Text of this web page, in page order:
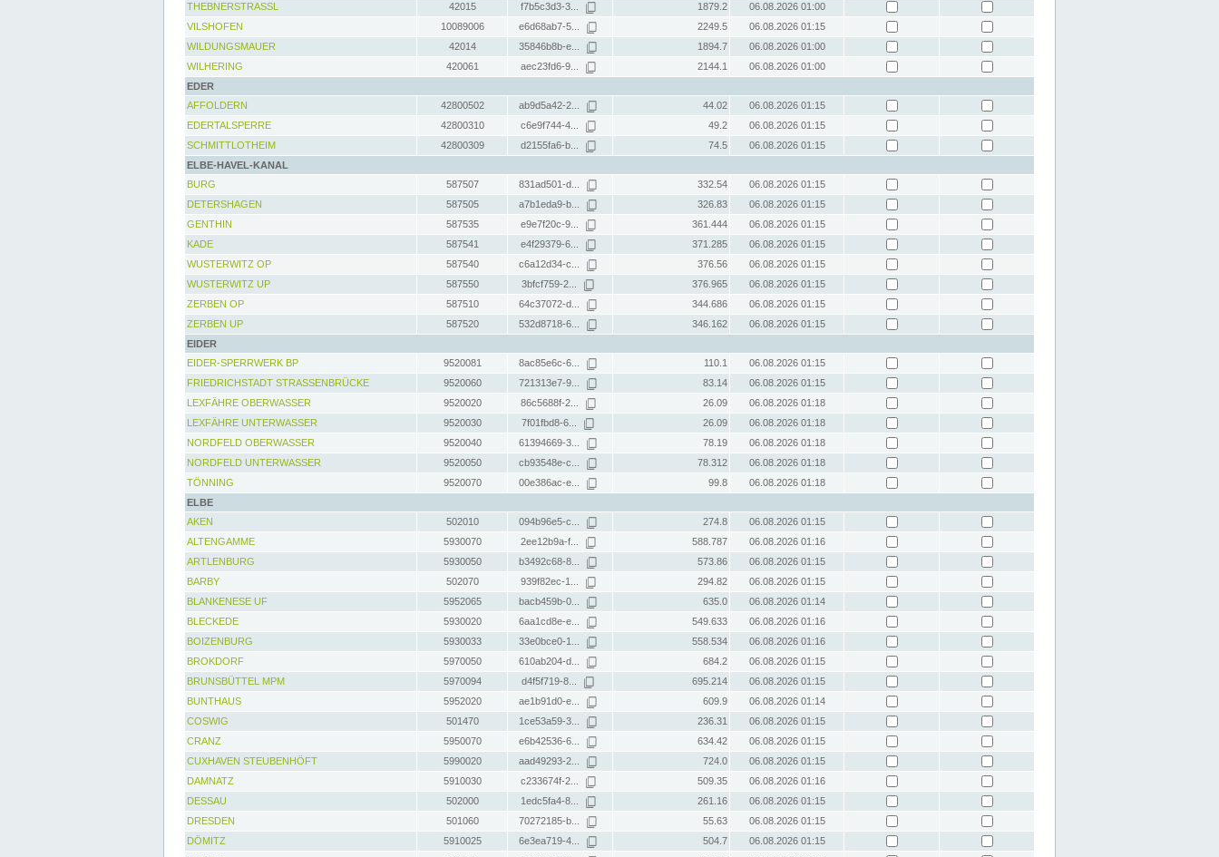
THEBNERSTRASSL
42015 f7b5c3d3-3... 1879.2
06.08.2026 01:00
VILSHOFEN
10089006 e6d68ab7-5... 2249.5
06.08.2026 01:15
WILDUNGSMAUER
42014 35846b8b-e... 1894.7
06.08.2026 01:00
WILHERING
420061 aec23fd6-9... 2144.1
06.08.2026 01:00
EDER
AFFOLDERN
42800502 ab9d5a42-2... 44.02
06.08.2026 01:15
EDERTALSPERRE
42800310 c6e9f744-4... 49.2
06.08.2026 01:15
SCHMITTLOTHEIM
42800309 d2155fa6-b... 74.5
06.08.2026 01:15
ELBE-HAVEL-KANAL
BURG
587507 831ad501-d... 332.54
06.08.2026 01:15
DETERSHAGEN
587505 a7b1eda9-b... 326.83
06.08.2026 01:15
GENTHIN
587535 e9e7f20c-9... 361.444
06.08.2026 01:15
KADE
587541 e4f29379-6... 371.285
06.08.2026 01:15
WUSTERWITZ OP
587540 c6a12d34-c... 376.56
06.08.2026 01:15
WUSTERWITZ UP
587550 3bfcf759-2... 376.965
06.08.2026 01:15
ZERBEN OP
587510 64c37072-d... 344.686
06.08.2026 01:15
ZERBEN UP
587520 532d8718-6... 346.162
06.08.2026 01:15
EIDER
EIDER-SPERRWERK BP
9520081 8ac85e6c-6... 110.1
06.08.2026 01:15
FRIEDRICHSTADT STRASSENBRÜCKE
9520060 721313e7-9... 83.14
06.08.2026 01:15
LEXFÄHRE OBERWASSER
9520020 86c5688f-2... 26.09
06.08.2026 01:18
LEXFÄHRE UNTERWASSER
9520030 7f01fbd8-6... 26.09
06.08.2026 01:18
NORDFELD OBERWASSER
9520040 61394669-3... 78.19
06.08.2026 01:18
NORDFELD UNTERWASSER
9520050 cb93548e-c... 78.312
06.08.2026 01:18
TÖNNING
9520070 00e386ac-e... 99.8
06.08.2026 01:18
ELBE
AKEN
502010 094b96e5-c... 274.8
06.08.2026 01:15
ALTENGAMME
5930070 2ee12b9a-f... 588.787
06.08.2026 01:16
ARTLENBURG
5930050 b3492c68-8... 573.86
06.08.2026 01:15
BARBY
502070 939f82ec-1... 294.82
06.08.2026 01:15
BLANKENESE UF
5952065 bacb459b-0... 635.0
06.08.2026 01:14
BLECKEDE
5930020 6aa1cd8e-e... 549.633
06.08.2026 01:16
BOIZENBURG
5930033 33e0bce0-1... 558.534
06.08.2026 01:16
BROKDORF
5970050 610ab204-d... 684.2
06.08.2026 01:15
BRUNSBÜTTEL MPM
5970094 d4f5f719-8... 695.214
06.08.2026 01:15
BUNTHAUS
5952020 ae1b91d0-e... 609.9
06.08.2026 01:14
COSWIG
501470 1ce53a59-3... 236.31
06.08.2026 01:15
CRANZ
5950070 e6b42536-6... 634.42
06.08.2026 01:15
CUXHAVEN STEUBENHÖFT
5990020 aad49293-2... 724.0
06.08.2026 01:15
DAMNATZ
5910030 c233674f-2... 509.35
06.08.2026 01:16
DESSAU
502000 1edc5fa4-8... 261.16
06.08.2026 01:15
DRESDEN
501060 70272185-b... 55.63
06.08.2026 01:15
DÖMITZ
5910025 6e3ea719-4... 504.7
06.08.2026 01:15